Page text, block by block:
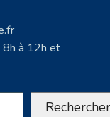
8h à 12h et
Rechercher